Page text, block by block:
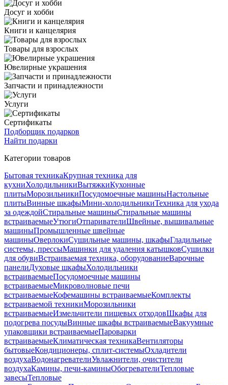
Досуг и хобби
Книги и канцелярия
Товары для взрослых
Ювелирные украшения
Запчасти и принадлежности
Услуги
Сертификаты
Подборщик подарков
Найти подарки
Категории товаров
Бытовая техникаКрупная техника для
кухниХолодильникиВытяжкиКухонные
плитыМорозильникиПосудомоечные машиныНастольные
плитыВинные шкафыМини-холодильникиТехника для ухода
за одеждойСтиральные машиныСтиральные машины
встраиваемыеУтюгиОтпаривателиШвейные, вышивальные
машиныПромышленные швейные
машиныОверлокиСушильные машины, шкафыГладильные
системы, прессыМашинки для удаления катышковСушилки
для обувиВстраиваемая техника, оборудованиеВарочные
панелиДуховые шкафыХолодильники
встраиваемыеПосудомоечные машины
встраиваемыеМикроволновые печи
встраиваемыеКофемашины встраиваемыеКомплекты
встраиваемой техникиМорозильники
встраиваемыеИзмельчители пищевых отходовШкафы для
подогрева посудыВинные шкафы встраиваемыеВакуумные
упаковщики встраиваемыеПароварки
встраиваемыеКлиматическая техникаВентиляторы
бытовыеКондиционеры, сплит-системыОхладители
воздухаВодонагревателиУвлажнители, очистители
воздухаКамины, печи-каминыОбогревателиТепловые
завесыТепловые